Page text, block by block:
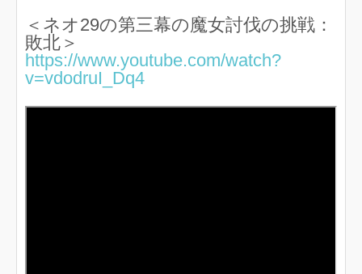
＜ネオ29の第三幕の魔女討伐の挑戦：
敗北＞
https://www.youtube.com/watch?
v=vdodruI_Dq4